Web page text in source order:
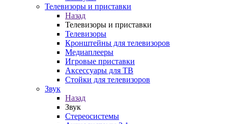
Телевизоры и приставки
Назад
Телевизоры и приставки
Телевизоры
Кронштейны для телевизоров
Медиаплееры
Игровые приставки
Аксессуары для ТВ
Стойки для телевизоров
Звук
Назад
Звук
Стереосистемы